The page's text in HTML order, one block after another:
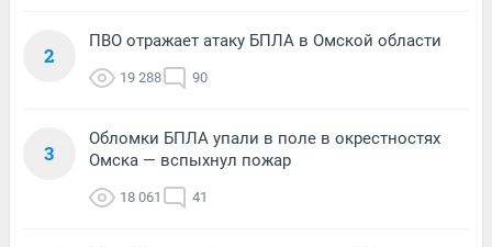
2
ПВО отражает атаку БПЛА в Омской области
19 288 90
3
Обломки БПЛА упали в поле в окрестностях
Омска — вспыхнул пожар
18 061 41